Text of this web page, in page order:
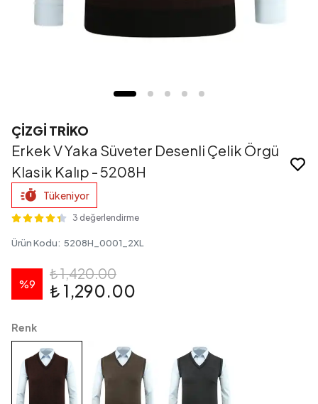
ÇİZGİ TRİKO
Erkek V Yaka Süveter Desenli Çelik Örgü
Klasik Kalıp - 5208H
Tükeniyor
3 değerlendirme
Ürün Kodu: 5208H_0001_2XL
%9
₺ 1,420.00
₺ 1,290.00
Renk